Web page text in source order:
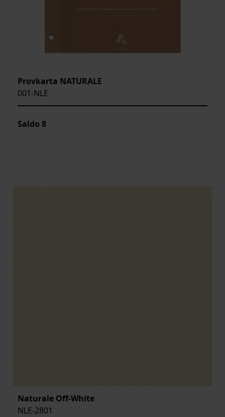
Provkarta NATURALE
001-NLE
Saldo 8
Naturale Off-White
NLE-2801